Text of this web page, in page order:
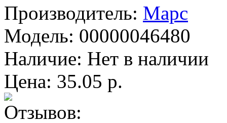
Производитель: Марс
Модель: 00000046480
Наличие: Нет в наличии
Цена: 35.05 р.